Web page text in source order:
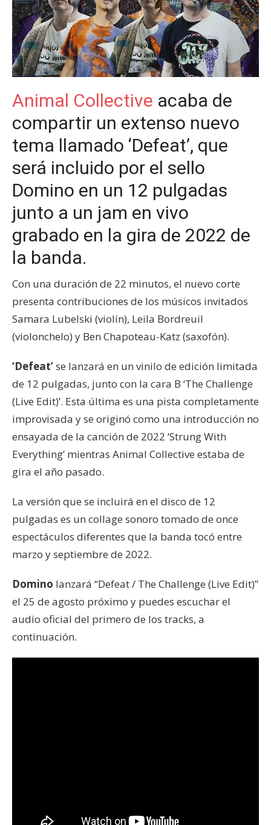
Animal Collective acaba de
compartir un extenso nuevo
tema llamado ‘Defeat’, que
será incluido por el sello
Domino en un 12 pulgadas
junto a un jam en vivo
grabado en la gira de 2022 de
la banda.
Con una duración de 22 minutos, el nuevo corte
presenta contribuciones de los músicos invitados
Samara Lubelski (violín), Leila Bordreuil
(violonchelo) y Ben Chapoteau-Katz (saxofón).
‘Defeat’se lanzará en un vinilo de edición limitada
de 12 pulgadas, junto con la cara B ‘The Challenge
(Live Edit)’. Esta última es una pista completamente
improvisada y se originó como una introducción no
ensayada de la canción de 2022 ‘Strung With
Everything’ mientras Animal Collective estaba de
gira el año pasado.
La versión que se incluirá en el disco de 12
pulgadas es un collage sonoro tomado de once
espectáculos diferentes que la banda tocó entre
marzo y septiembre de 2022.
Domino lanzará “Defeat / The Challenge (Live Edit)”
el 25 de agosto próximo y puedes escuchar el
audio oficial del primero de los tracks, a
continuación.